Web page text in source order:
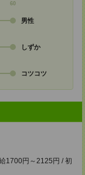
60
男性
しずか
コツコツ
1700円～2125円 / 初